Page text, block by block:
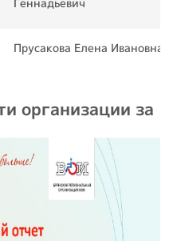
Прусакова Елена Ивановна
организации за